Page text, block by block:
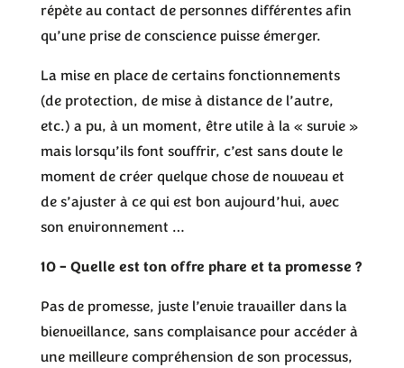
répète au contact de personnes différentes afin
qu’une prise de conscience puisse émerger.
La mise en place de certains fonctionnements
(de protection, de mise à distance de l’autre,
etc.) a pu, à un moment, être utile à la « survie »
mais lorsqu’ils font souffrir, c’est sans doute le
moment de créer quelque chose de nouveau et
de s’ajuster à ce qui est bon aujourd’hui, avec
son environnement …
10 – Quelle est ton offre phare et ta promesse ?
Pas de promesse, juste l’envie travailler dans la
bienveillance, sans complaisance pour accéder à
une meilleure compréhension de son processus,